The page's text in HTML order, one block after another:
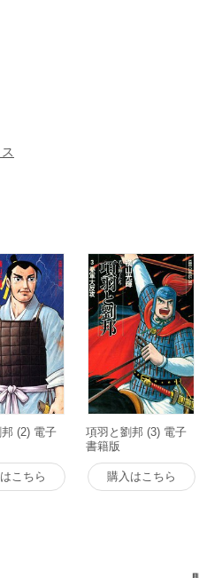
(2) 電子
こちら
項羽と劉邦 (3) 電子
書籍版
購入はこちら